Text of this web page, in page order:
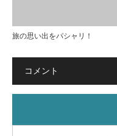
旅の思い出をパシャリ！
コメント